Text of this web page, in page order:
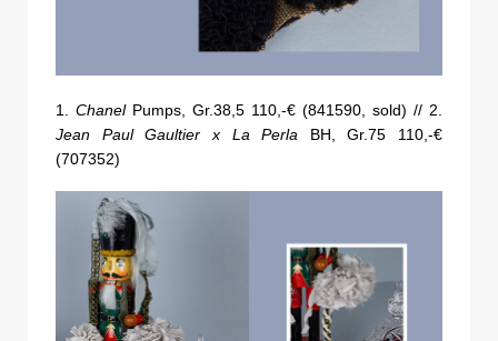
1. ChanelPumps, Gr.38,5 110,-€ (841590, sold) // 2.
Jean Paul Gaultier x La Perla BH, Gr.75 110,-€
(707352)